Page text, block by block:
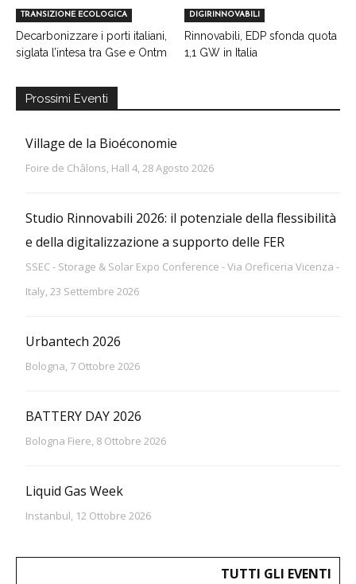
TRANSIZIONE ECOLOGICA
Decarbonizzare i porti italiani,
siglata l’intesa tra Gse e Ontm
DIGIRINNOVABILI
Rinnovabili, EDP sfonda quota
1,1 GW in Italia
Prossimi Eventi
Village de la Bioéconomie
Foire de Châlons, Hall 4, 28 Agosto 2026
Studio Rinnovabili 2026: il potenziale della flessibilità
e della digitalizzazione a supporto delle FER
SSEC - Storage & Solar Expo Conference - Via Oreficeria Vicenza -
Italy, 23 Settembre 2026
Urbantech 2026
Bologna, 7 Ottobre 2026
BATTERY DAY 2026
Bologna Fiere, 8 Ottobre 2026
Liquid Gas Week
Instanbul, 12 Ottobre 2026
TUTTI GLI EVENTI